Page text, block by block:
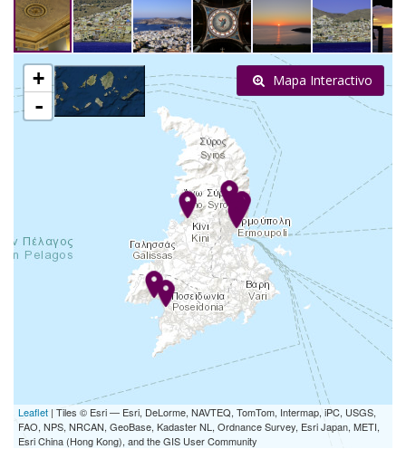
+
-
Leaflet | Tiles © Esri — Esri, DeLorme, NAVTEQ, TomTom, Intermap, iPC, USGS,
FAO, NPS, NRCAN, GeoBase, Kadaster NL, Ordnance Survey, Esri Japan, METI,
Esri China (Hong Kong), and the GIS User Community
Mapa Interactivo